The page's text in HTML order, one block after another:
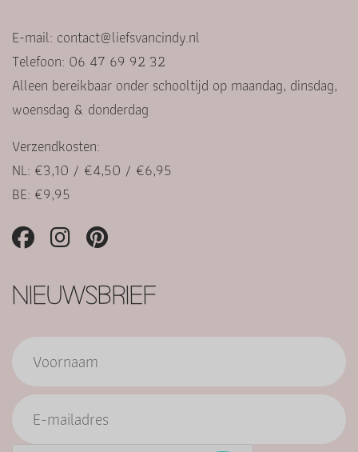
E-mail: contact@liefsvancindy.nl
Telefoon: 06 47 69 92 32
Alleen bereikbaar onder schooltijd op maandag, dinsdag,
woensdag & donderdag
Verzendkosten:
NL: €3,10 / €4,50 / €6,95
BE: €9,95
NIEUWSBRIEF